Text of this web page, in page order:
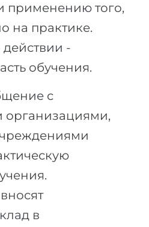
применению того,
на практике.
-
обучения.
с
в